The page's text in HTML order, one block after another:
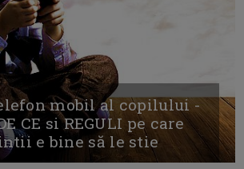
mobil al copilului -
CE si REGULI pe care
e bine să le stie